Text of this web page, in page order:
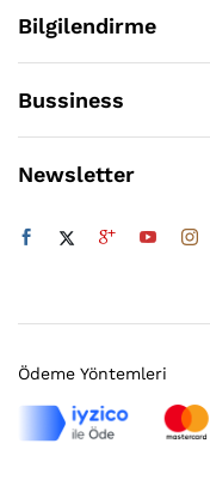
Bilgilendirme
Bussiness
Newsletter
Ödeme Yöntemleri